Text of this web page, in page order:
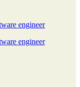
engineer
engineer